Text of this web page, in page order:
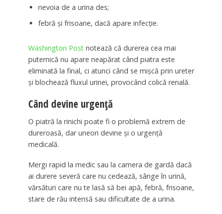
nevoia de a urina des;
febră și frisoane, dacă apare infecție.
Washington Postnotează că durerea cea mai
puternică nu apare neapărat când piatra este
eliminată la final, ci atunci când se mișcă prin ureter
și blochează fluxul urinei, provocând colică renală.
Când devine urgență
O piatră la rinichi poate fi o problemă extrem de
dureroasă, dar uneori devine și o urgență
medicală.
Mergi rapid la medic sau la camera de gardă dacă
ai durere severă care nu cedează, sânge în urină,
vărsături care nu te lasă să bei apă, febră, frisoane,
stare de rău intensă sau dificultate de a urina.